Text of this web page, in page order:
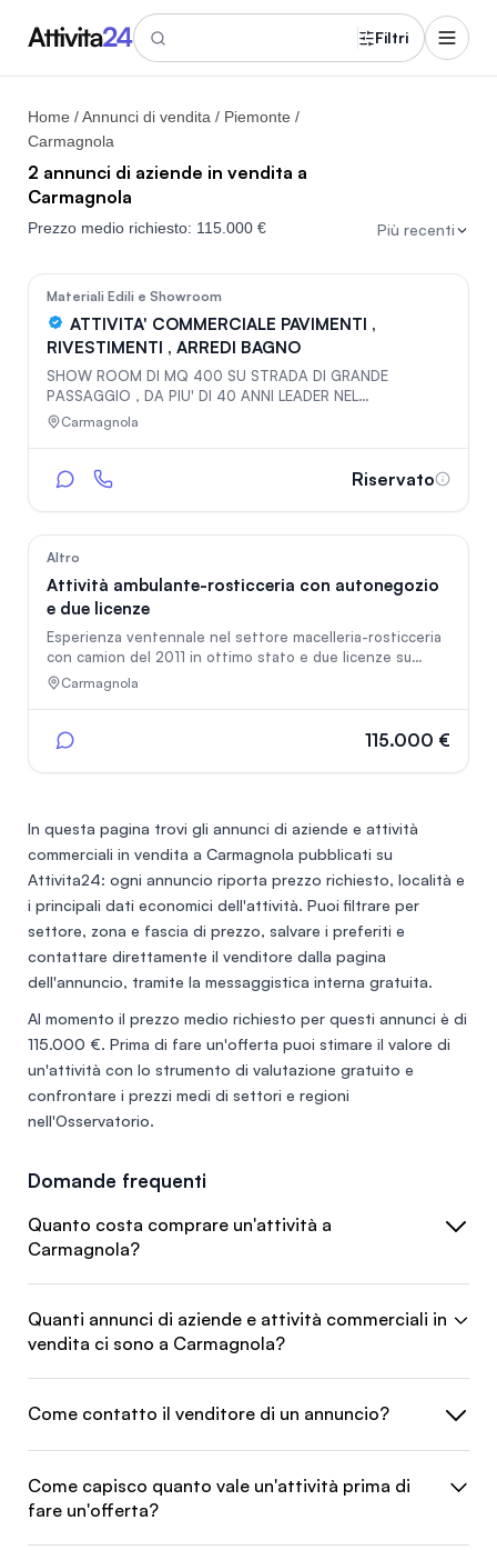
Filtri
Home /Annunci di vendita / Piemonte /
Carmagnola
2 annunci di aziende in vendita a
Carmagnola
Prezzo medio richiesto: 115.000 € Più recenti
Materiali Edili e Showroom
ATTIVITA' COMMERCIALE PAVIMENTI ,
RIVESTIMENTI , ARREDI BAGNO
SHOW ROOM DI MQ 400 SU STRADA DI GRANDE
PASSAGGIO , DA PIU' DI 40 ANNI LEADER NEL
COMMERCIO DI FINITURE PER INTERNI
Carmagnola
Riservato
Altro
Attività ambulante-rosticceria con autonegozio
e due licenze
Esperienza ventennale nel settore macelleria-rosticceria
con camion del 2011 in ottimo stato e due licenze su
mercati con intensa attività lavorativa.
Carmagnola
115.000 €
In questa pagina trovi gli annunci di aziende e attività
commerciali in vendita a Carmagnola pubblicati su
Attivita24: ogni annuncio riporta prezzo richiesto, località e
i principali dati economici dell'attività. Puoi filtrare per
settore, zona e fascia di prezzo, salvare i preferiti e
contattare direttamente il venditore dalla pagina
dell'annuncio, tramite la messaggistica interna gratuita.
Al momento il prezzo medio richiesto per questi annunci è di
115.000 €. Prima di fare un'offerta puoi stimare il valore di
un'attività con lo strumento di valutazione gratuito e
confrontare i prezzi medi di settori e regioni
nell'Osservatorio.
Domande frequenti
Quanto costa comprare un'attività a
Carmagnola?
Quanti annunci di aziende e attività commerciali in
vendita ci sono a Carmagnola?
Come contatto il venditore di un annuncio?
Come capisco quanto vale un'attività prima di
fare un'offerta?